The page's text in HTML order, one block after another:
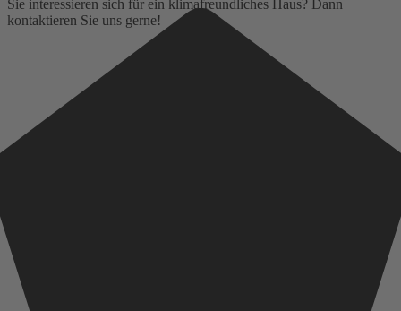
Sie interessieren sich für ein klimafreundliches Haus? Dann
kontaktieren Sie uns gerne!